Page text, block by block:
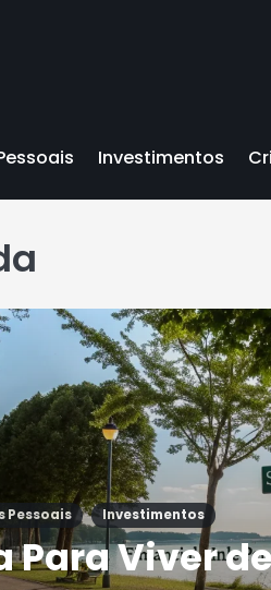
Investimentos
Pessoais Investimentos
Para Viver